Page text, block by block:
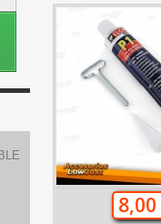
8,00